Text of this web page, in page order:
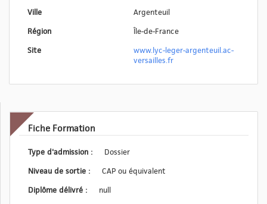
Ville
Argenteuil
Région
Île-de-France
Site
www.lyc-leger-argenteuil.ac-
versailles.fr
Fiche Formation
Type d'admission :
Dossier
Niveau de sortie :
CAP ou équivalent
Diplôme délivré :
null